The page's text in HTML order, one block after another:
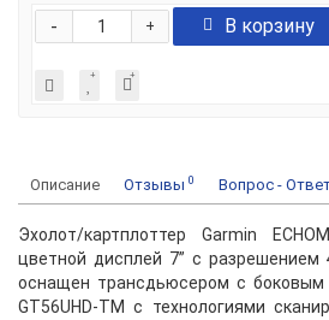
+
- В корзину
Описание Отзывы 0 Вопрос -
Эхолот/картплоттер Garmin
цветной дисплей 7” с разрешением
оснащен трансдьюсером с боковым
GT56UHD-TM с технологиями